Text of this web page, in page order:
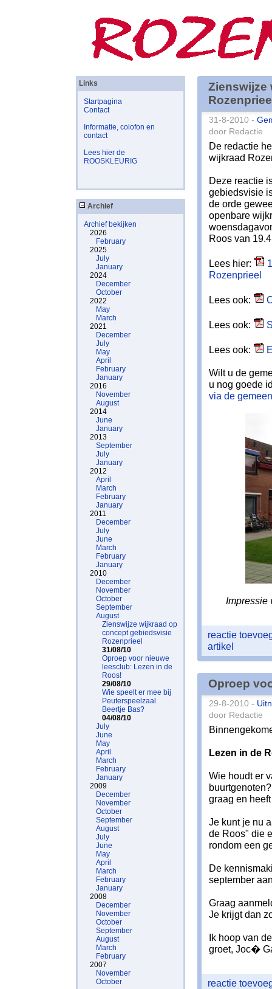
Links
Startpagina
Contact
Informatie, colofon en
contact
Lees hier de
ROOSKLEURIG
Archief
Archief bekijken
2026
February
2025
July
January
2024
December
October
2022
May
March
2021
December
July
May
April
February
January
2016
November
August
2014
June
January
2013
September
July
January
2012
April
March
February
January
2011
December
July
June
March
February
January
2010
December
November
October
September
August
Zienswijze wijkraad op
concept gebiedsvisie
Rozenprieel
31/08/10
Oproep voor nieuwe
leesclub: Lezen in de
Roos!
29/08/10
Wie speelt er mee bij
Peuterspeelzaal
Beertje Bas?
04/08/10
July
June
May
April
March
February
January
2009
December
November
October
September
August
July
June
May
April
March
February
January
2008
December
November
October
September
August
March
February
2007
November
October
Zienswijze
31-8-2010 -
door Redactie
De redactie
wijkraad
Deze reactie
gebiedsvisie
de orde
openbare
Roos van
Lees hier:
Rozenprieel
Lees ook:
Lees ook:
Lees ook:
Wilt u de
u nog goede
via de
Impressie
reactie
artikel
Oproep
29-8-2010 -
door Redactie
Lezen in de
Wie houdt er
graag en
Je kunt je nu
de Roos" die
rondom een
De
september
Graag
Je krijgt dan
Ik hoop van
groet, Joc�
reactie